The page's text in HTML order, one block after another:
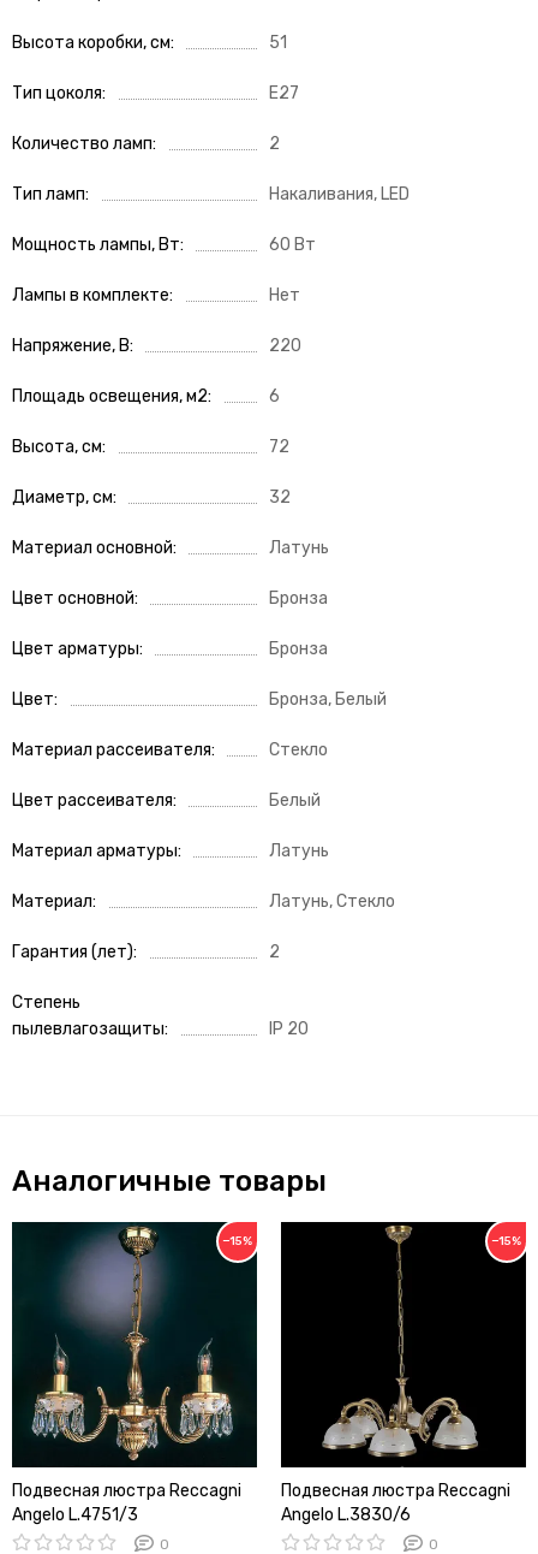
Высота коробки, см 51
Тип цоколя E27
Количество ламп 2
Тип ламп Накаливания, LED
Мощность лампы, Вт 60 Вт
Лампы в комплекте Нет
Напряжение, В 220
Площадь освещения, м2 6
Высота, см 72
Диаметр, см 32
Материал основной Латунь
Цвет основной Бронза
Цвет арматуры Бронза
Цвет Бронза, Белый
Материал рассеивателя Стекло
Цвет рассеивателя Белый
Материал арматуры Латунь
Материал Латунь, Стекло
Гарантия (лет) 2
Степень
пылевлагозащиты
IP 20
Аналогичные товары
−15%
Подвесная люстра Reccagni
Angelo L.4751/3
0
−15%
Подвесная люстра Reccagni
Angelo L.3830/6
0